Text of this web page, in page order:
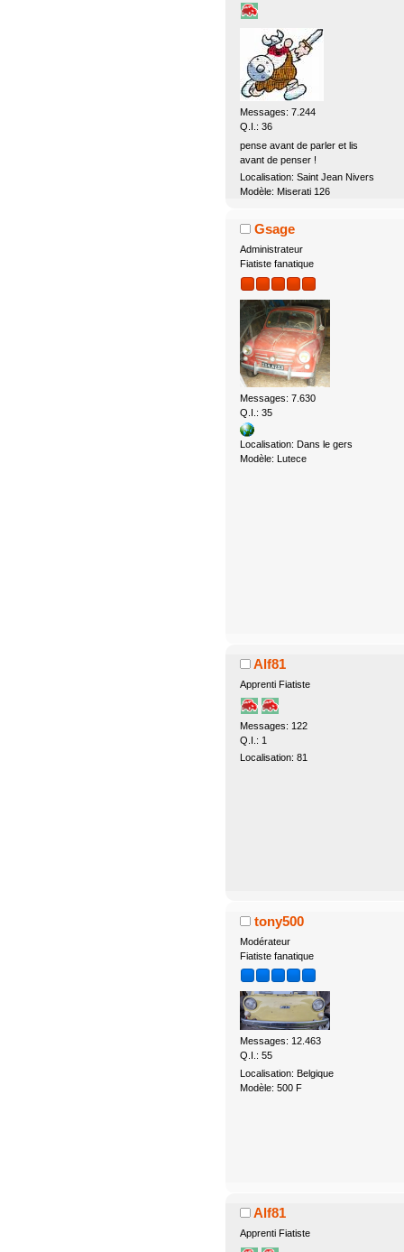
Messages: 7.244
Q.I.: 36
pense avant de parler et lis
avant de penser !
Localisation: Saint Jean Nivers
Modèle: Miserati 126
Gsage
Administrateur
Fiatiste fanatique
Messages: 7.630
Q.I.: 35
Localisation: Dans le gers
Modèle: Lutece
Alf81
Apprenti Fiatiste
Messages: 122
Q.I.: 1
Localisation: 81
tony500
Modérateur
Fiatiste fanatique
Messages: 12.463
Q.I.: 55
Localisation: Belgique
Modèle: 500 F
Alf81
Apprenti Fiatiste